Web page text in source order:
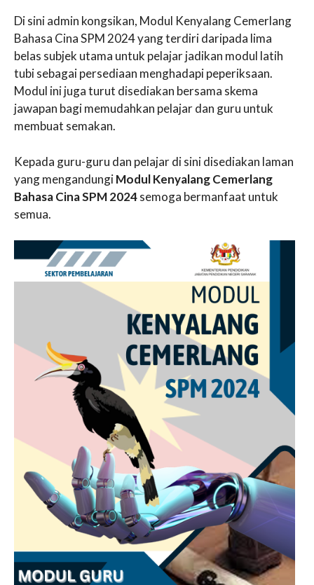
Di sini admin kongsikan, Modul Kenyalang Cemerlang
Bahasa Cina SPM 2024 yang terdiri daripada lima
belas subjek utama untuk pelajar jadikan modul latih
tubi sebagai persediaan menghadapi peperiksaan.
Modul ini juga turut disediakan bersama skema
jawapan bagi memudahkan pelajar dan guru untuk
membuat semakan.
Kepada guru-guru dan pelajar di sini disediakan laman
yang mengandungiModul Kenyalang Cemerlang
Bahasa Cina SPM 2024semoga bermanfaat untuk
semua.